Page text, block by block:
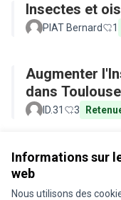
Informations sur
web
Nous utilisons des
Insectes et
PIAT Bernard 1
Augmenter
dans Toulouse
ID.31 3
Conditions d'utilisation